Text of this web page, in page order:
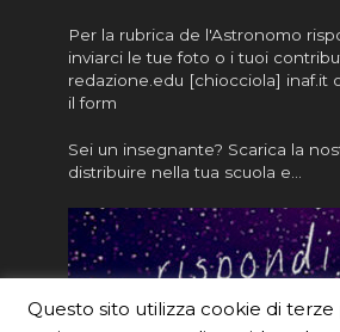
Per la rubrica de l'Astronomo
inviarci le tue foto o i tuoi
redazione.edu [chiocciola] inaf.it
il form
Sei un insegnante? Scarica la
distribuire nella tua scuola e…
Questo sito utilizza cookie di